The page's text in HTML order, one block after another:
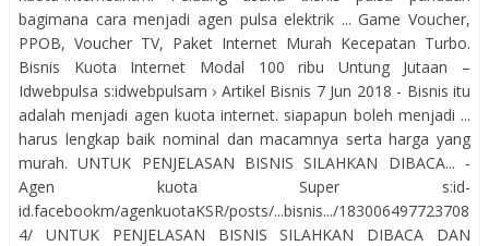
bagimana cara menjadi agen pulsa elektrik ... Game Voucher,
PPOB, Voucher TV, Paket Internet Murah Kecepatan Turbo.
Bisnis Kuota Internet Modal 100 ribu Untung Jutaan –
Idwebpulsa s:idwebpulsam › Artikel Bisnis 7 Jun 2018 - Bisnis itu
adalah menjadi agen kuota internet. siapapun boleh menjadi ...
harus lengkap baik nominal dan macamnya serta harga yang
murah. UNTUK PENJELASAN BISNIS SILAHKAN DIBACA... -
Agen kuota Super s:id-
id.facebookm/agenkuotaKSR/posts/...bisnis.../183006497723708
4/ UNTUK PENJELASAN BISNIS SILAHKAN DIBACA DAN